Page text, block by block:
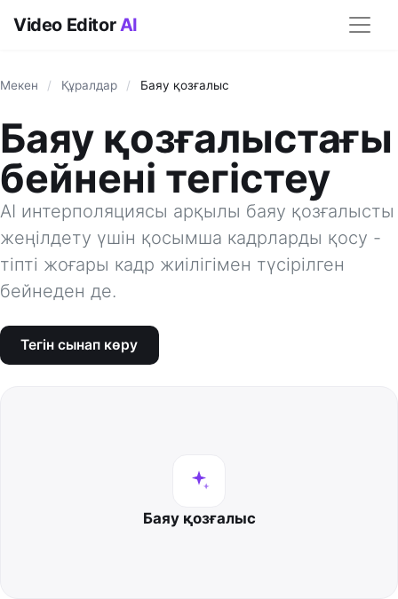
Video EditorAI
Мекен / Құралдар / Баяу қозғалыс
Баяу қозғалыстағы
бейнені тегістеу
AI интерполяциясы арқылы баяу қозғалысты
жеңілдету үшін қосымша кадрларды қосу -
тіпті жоғары кадр жиілігімен түсірілген
бейнеден де.
Тегін сынап көру
Баяу қозғалыс